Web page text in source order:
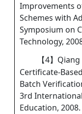
Improvements
Schemes with
Symposium on
Technology,
【4】
Certificate-
Batch
3rd
Education, 2008.